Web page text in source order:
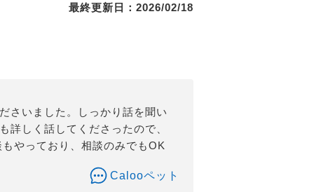
最終更新日：2026/02/18
さいました。しっかり話を聞い
詳しく話してくださったので、
やっており、相談のみでもOK
Calooペット